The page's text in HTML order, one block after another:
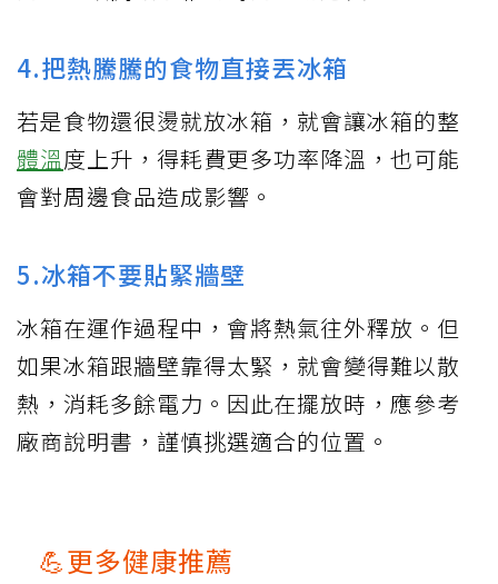
4.把熱騰騰的食物直接丟冰箱
若是食物還很燙就放冰箱，就會讓冰箱的整
體溫度上升，得耗費更多功率降溫，也可能
會對周邊食品造成影響。
5.冰箱不要貼緊牆壁
冰箱在運作過程中，會將熱氣往外釋放。但
如果冰箱跟牆壁靠得太緊，就會變得難以散
熱，消耗多餘電力。因此在擺放時，應參考
廠商說明書，謹慎挑選適合的位置。
💪更多健康推薦